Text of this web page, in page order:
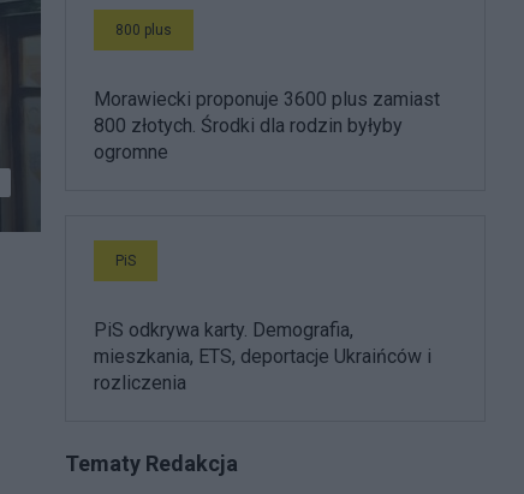
800 plus
Morawiecki proponuje 3600 plus zamiast
800 złotych. Środki dla rodzin byłyby
ogromne
PiS
PiS odkrywa karty. Demografia,
mieszkania, ETS, deportacje Ukraińców i
rozliczenia
Tematy Redakcja